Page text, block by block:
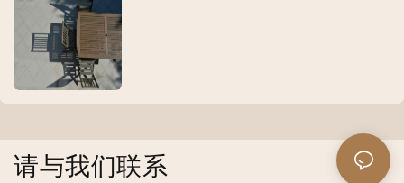
请与我们联系